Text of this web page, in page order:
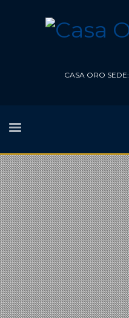
CASA ORO SEDE: